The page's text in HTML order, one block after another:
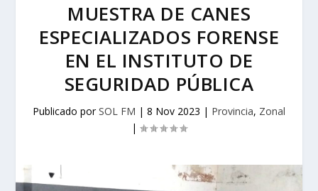
MUESTRA DE CANES
ESPECIALIZADOS FORENSE
EN EL INSTITUTO DE
SEGURIDAD PÚBLICA
Publicado porSOL FM | 8 Nov 2023 | Provincia, Zonal
|